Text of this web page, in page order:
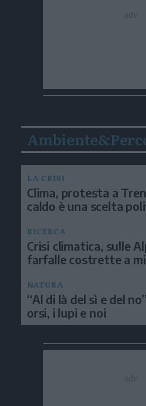
LA CRISI
Clima, protesta a
caldo è una scelta
RICERCA
Crisi climatica, sulle
farfalle costrette a
NATURA
“Al di là del sì e del
orsi, i lupi e noi